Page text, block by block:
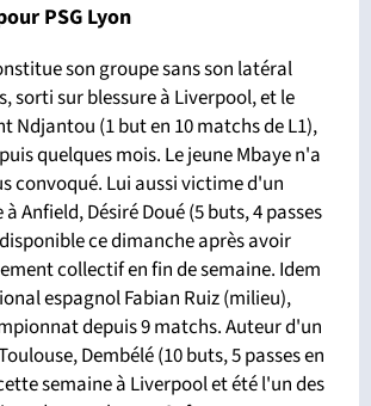
PSG Lyon
son groupe sans son latéral
sorti sur blessure à Liverpool, et le
Ndjantou (1 but en 10 matchs de L1),
quelques mois. Le jeune Mbaye n'a
convoqué. Lui aussi victime d'un
Anfield, Désiré Doué (5 buts, 4 passes
ce dimanche après avoir
collectif en fin de semaine. Idem
espagnol Fabian Ruiz (milieu),
depuis 9 matchs. Auteur d'un
Dembélé (10 buts, 5 passes en
semaine à Liverpool et été l'un des